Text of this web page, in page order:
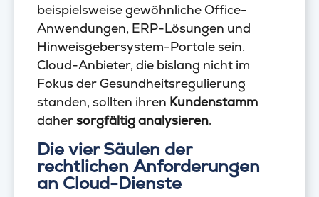
beispielsweise gewöhnliche Office-
Anwendungen, ERP-Lösungen und
Hinweisgebersystem-Portale sein.
Cloud-Anbieter, die bislang nicht im
Fokus der Gesundheitsregulierung
standen, sollten ihren Kundenstamm
dahersorgfältig analysieren.
Die vier Säulen der
rechtlichen Anforderungen
an Cloud-Dienste